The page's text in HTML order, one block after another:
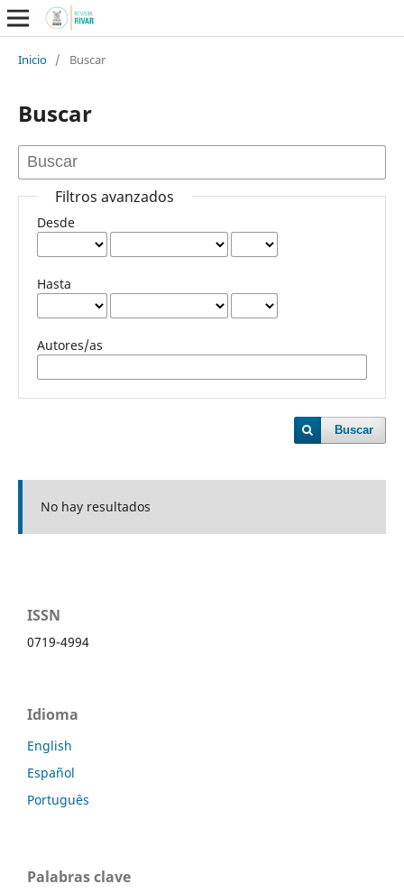
Inicio / Buscar
Buscar
Filtros avanzados
Desde
Hasta
Autores/as
Buscar
No hay resultados
ISSN
0719-4994
Idioma
English
Español
Português
Palabras clave